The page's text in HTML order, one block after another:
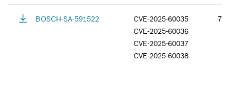
BOSCH-SA-591522
CVE-2025-60035
CVE-2025-60036
CVE-2025-60037
CVE-2025-60038
7.8